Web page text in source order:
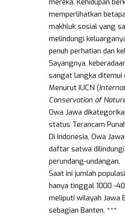
mereka. Kehidupan
memperlihatkan
makhluk sosial yang
melindungi
penuh perhatian dan
Sayangnya,
sangat langka ditemui
Menurut IUCN (
Conservation of
Owa Jawa
status Terancam
Di Indonesia, Owa
daftar satwa
perundang-undangan.
Saat ini jumlah
hanya tinggal 1000 -
meliputi wilayah Jawa
sebagian Banten. ***